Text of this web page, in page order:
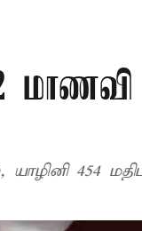
யாழினி 454